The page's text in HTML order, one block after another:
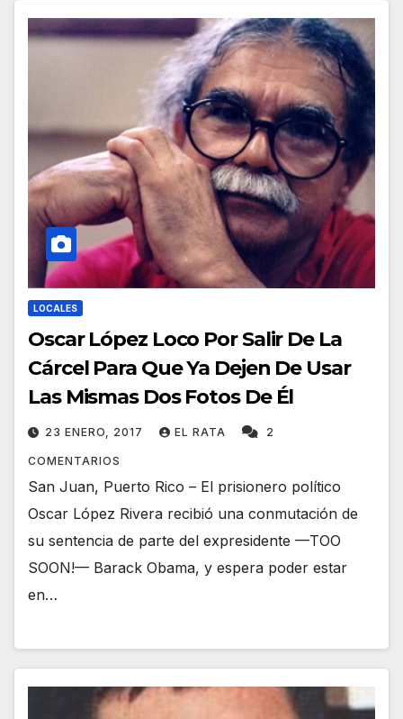
LOCALES
Oscar López Loco Por Salir De La
Cárcel Para Que Ya Dejen De Usar
Las Mismas Dos Fotos De Él
23 ENERO, 2017 EL RATA 2
COMENTARIOS
San Juan, Puerto Rico – El prisionero político
Oscar López Rivera recibió una conmutación de
su sentencia de parte del expresidente —TOO
SOON!— Barack Obama, y espera poder estar
en…